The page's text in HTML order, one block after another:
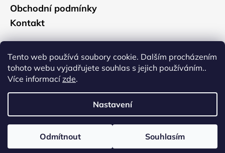
Tento web používá soubory cookie. Dalším procházením
tohoto webu vyjadřujete souhlas s jejich používáním..
Více informacízde.
Nastavení
Odmítnout Souhlasím
Obchodní podmínky
Kontakt
CAMELBAK
Údržba a čištění
Historie značky
Copyright 2026CAMELBAK.CZ . Všechna práva vyhrazena.